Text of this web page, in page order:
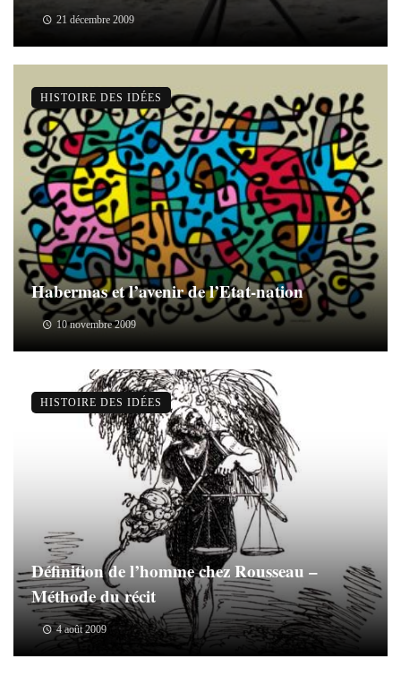
21 décembre 2009
Habermas et l’avenir de l’Etat-nation
10 novembre 2009
HISTOIRE DES IDÉES
Définition de l’homme chez Rousseau –
Méthode du récit
4 août 2009
HISTOIRE DES IDÉES